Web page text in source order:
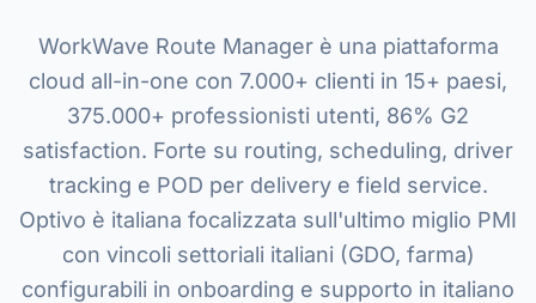
WorkWave Route Manager è una piattaforma
cloud all-in-one con 7.000+ clienti in 15+ paesi,
375.000+ professionisti utenti, 86% G2
satisfaction. Forte su routing, scheduling, driver
tracking e POD per delivery e field service.
Optivo è italiana focalizzata sull'ultimo miglio PMI
con vincoli settoriali italiani (GDO, farma)
configurabili in onboarding e supporto in italiano